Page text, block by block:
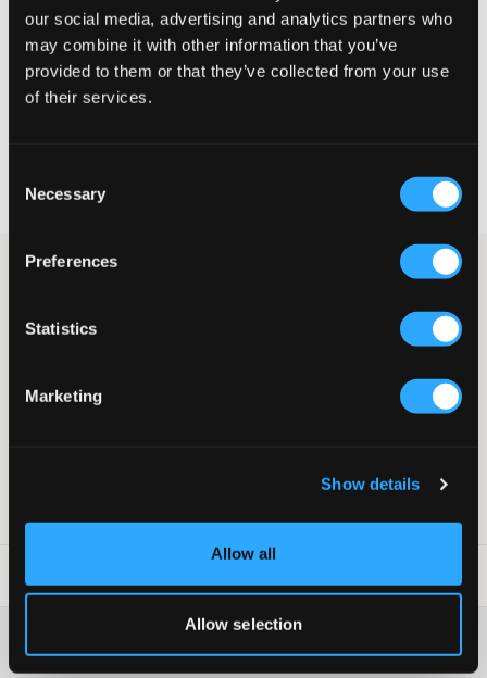
our social media, advertising and analytics partners who
may combine it with other information that you’ve
provided to them or that they’ve collected from your use
of their services.
Selection
Necessary
Preferences
Statistics
Marketing
Show details
Allow all
Allow selection
KIES EEN MAAT
Gratis verzending vanaf €69
Recht op herroeping binnen 60 dagen
T-shirts in een 2-pack van Gant. De ene is grijs en de andere
borst geplaatst. Deze zijn fijn om te dragen zoals ze zijn, maar
ook heel handig om onder andere kledingstukken te dragen.
2-pack
Normale pasvorm